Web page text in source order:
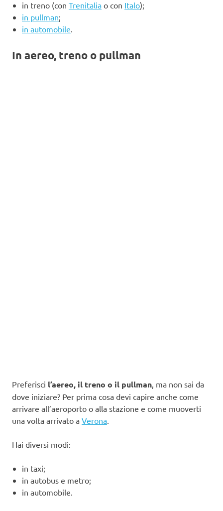
in treno (con Trenitalia o con Italo);
in pullman;
in automobile
In aereo, treno o pullman
Preferisci l’aereo, il treno o il pullman, ma non sai da
dove iniziare? Per prima cosa devi capire anche come
arrivare all’aeroporto o alla stazione e come muoverti
una volta arrivato a Verona.
Hai diversi modi:
in taxi;
in autobus e metro;
in automobile.